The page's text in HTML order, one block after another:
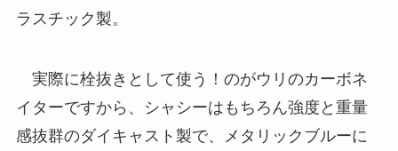
ラスチック製。
実際に栓抜きとして使う！のがウリのカーボネ
イターですから、シャシーはもちろん強度と重量
感抜群のダイキャスト製で、メタリックブルーに